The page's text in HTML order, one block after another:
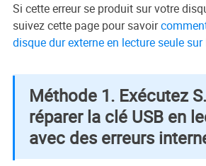
Si cette erreur se produit sur votre
suivez cette page pour savoir
disque dur externe en lecture seule
Méthode 1. Exécutez
réparer la clé USB en
avec des erreurs